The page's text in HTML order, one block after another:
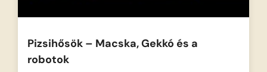
Pizsihősök – Macska, Gekkó és a
robotok